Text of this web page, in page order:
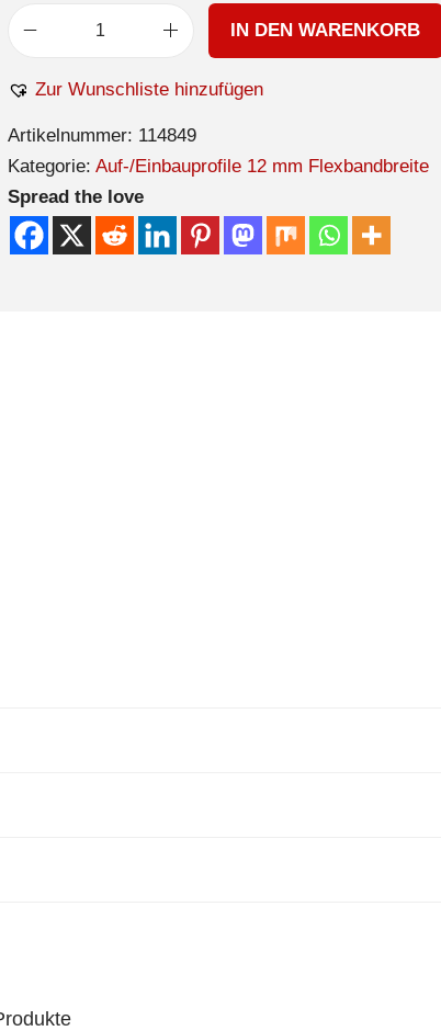
IN DEN WARENKORB
Zur Wunschliste hinzufügen
Artikelnummer: 114849
Kategorie: Auf-/Einbauprofile 12 mm Flexbandbreite
Spread the love